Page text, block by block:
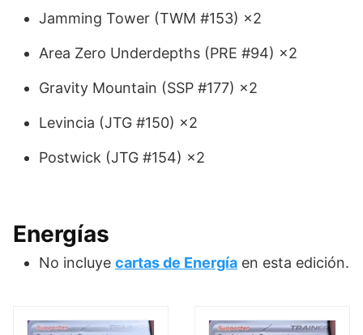
Jamming Tower (TWM #153) ×2
Area Zero Underdepths (PRE #94) ×2
Gravity Mountain (SSP #177) ×2
Levincia (JTG #150) ×2
Postwick (JTG #154) ×2
Energías
No incluye cartas de Energía en esta edición.